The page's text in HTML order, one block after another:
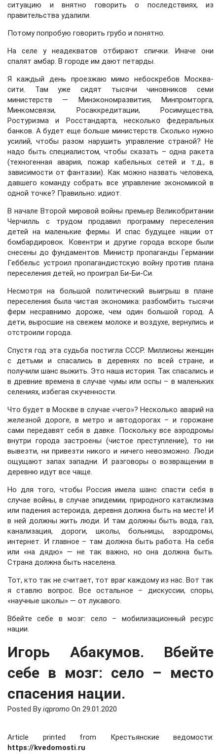
ситуацию и внятно говорить о последствиях, из
правительства удалили.
Потому попробую говорить грубо и понятно.
На селе у неадекватов отбирают спички. Иначе они
спалят амбар. В городе им дают петарды.
Я каждый день проезжаю мимо небоскребов Москва-
сити. Там уже сидят тысячи чиновников семи
министерств — Минэкономразвития, Минпромторга,
Минкомсвязи, Росаккредитации, Росимущества,
Ростуризма и Росстандарта, несколько федеральных
банков. А будет еще больше министерств. Сколько нужно
усилий, чтобы разом нарушить управление страной? Не
надо быть специалистом, чтобы сказать – одна ракета
(техногенная авария, пожар кабельных сетей и т.д., в
зависимости от фантазии). Как можно назвать человека,
давшего команду собрать все управление экономикой в
одной точке? Правильно: идиот.
В начале Второй мировой войны премьер Великобритании
Черчилль с трудом продавил программу переселения
детей на маленькие фермы. И спас будущее нации от
бомбардировок. Ковентри и другие города вскоре были
снесены до фундаментов. Министр пропаганды Германии
Геббельс устроил пропагандистскую войну против плана
переселения детей, но проиграл Би-Би-Си.
Несмотря на большой политический выигрыш в плане
переселения была чистая экономика: разбомбить тысячи
ферм несравнимо дороже, чем один большой город. А
дети, выросшие на свежем молоке и воздухе, вернулись и
отстроили города.
Спустя год эта судьба постигла СССР. Миллионы женщин
с детьми и спасались в деревнях по всей стране, и
получили шанс выжить. Это наша история. Так спасались и
в древние времена в случае чумы или оспы – в маленьких
селениях, избегая скученности.
Что будет в Москве в случае «чего»? Несколько аварий на
железной дороге, в метро и автодорогах – и горожане
сами передавят себя в давке. Поскольку все аэродромы
внутри города застроены (чистое преступление), то ни
вывезти, ни привезти никого и ничего невозможно. Люди
ощущают запах западни. И разговоры о возвращении в
деревню идут все чаще.
Но для того, чтобы Россия имела шанс спасти себя в
случае войны, в случае эпидемии, природного катаклизма
или падения астероида, деревня должна быть на месте! И
в ней должны жить люди. И там должны быть вода, газ,
канализация, дороги, школы, больницы, аэродромы,
интернет. И главное – там должна быть работа. На себя
или «на дядю» — не так важно, но она должна быть.
Страна должна быть населена.
Тот, кто так не считает, тот враг каждому из нас. Вот так
я ставлю вопрос. Все остальное – дискуссии, споры,
«научные школы» — от лукавого.
Вбейте себе в мозг: село – мобилизационный ресурс
нации.
Игорь Абакумов. Вбейте
себе в мозг: село – место
спасения нации.
Posted Byiqpromo On 29.01.2020
Article printed from Крестьянские ведомости:
https://kvedomosti.ru